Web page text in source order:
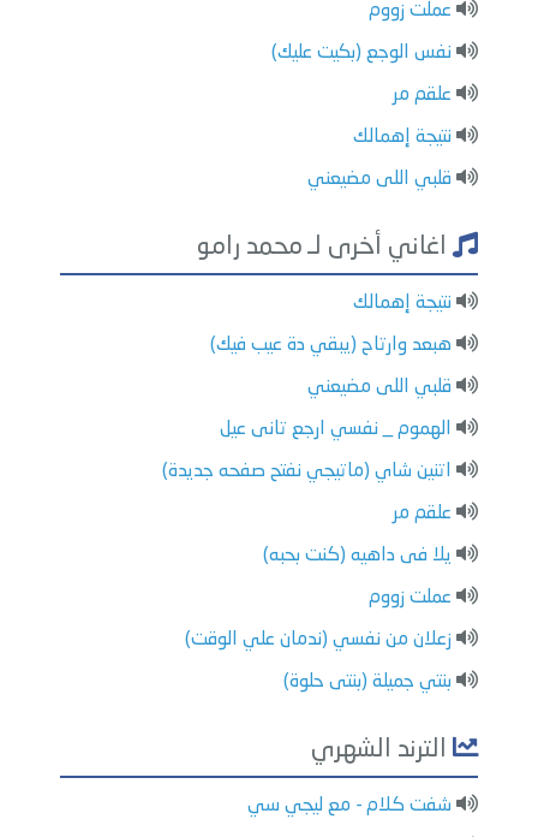
عملت زووم
نفس الوجع (بكيت عليك)
علقم مر
نتيجة إهمالك
قلبي اللى مضيعني
اغاني أخرى لـ محمد رامو
نتيجة إهمالك
هبعد وارتاح (يبقي دة عيب فيك)
قلبي اللى مضيعني
الهموم _ نفسي ارجع تانى عيل
اتنين شاي (ماتيجي نفتح صفحه جديدة)
علقم مر
يلا فى داهيه (كنت بحبه)
عملت زووم
زعلان من نفسي (ندمان علي الوقت)
بنتي جميلة (بنتى حلوة)
الترند الشهري
شفت كلام - مع ليجي سي